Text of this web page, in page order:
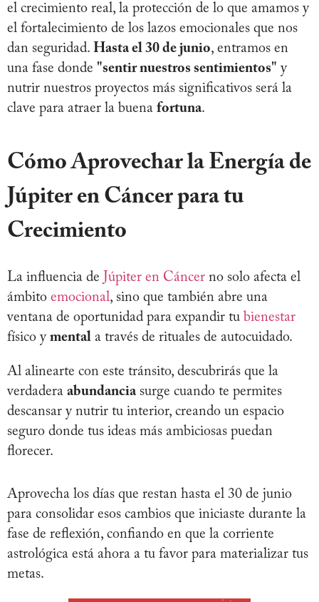
el crecimiento real, la protección de lo que amamos y
el fortalecimiento de los lazos emocionales que nos
dan seguridad. Hasta el 30 de junio, entramos en
una fase donde "sentir nuestros sentimientos" y
nutrir nuestros proyectos más significativos será la
clave para atraer la buena fortuna.
Cómo Aprovechar la Energía de
Júpiter en Cáncer para tu
Crecimiento
La influencia de Júpiter en Cáncer no solo afecta el
ámbito emocional, sino que también abre una
ventana de oportunidad para expandir tu bienestar
físico y mental a través de rituales de autocuidado.
Al alinearte con este tránsito, descubrirás que la
verdadera abundanciasurge cuando te permites
descansar y nutrir tu interior, creando un espacio
seguro donde tus ideas más ambiciosas puedan
florecer.
Aprovecha los días que restan hasta el 30 de junio
para consolidar esos cambios que iniciaste durante la
fase de reflexión, confiando en que la corriente
astrológica está ahora a tu favor para materializar tus
metas.